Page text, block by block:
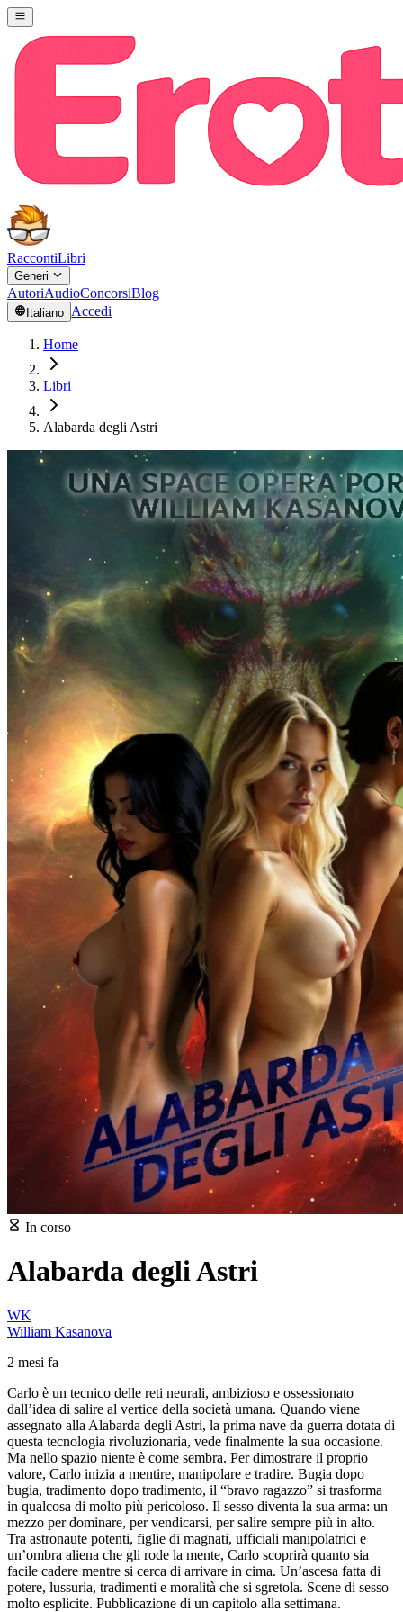
RaccontiLibri
Generi
AutoriAudioConcorsiBlog
Italiano Accedi
Home
Libri
Alabarda degli Astri
In corso
Alabarda degli Astri
WK
William Kasanova
2 mesi fa
Carlo è un tecnico delle reti neurali, ambizioso e ossessionato
dall’idea di salire al vertice della società umana. Quando viene
assegnato alla Alabarda degli Astri, la prima nave da guerra dotata di
questa tecnologia rivoluzionaria, vede finalmente la sua occasione.
Ma nello spazio niente è come sembra. Per dimostrare il proprio
valore, Carlo inizia a mentire, manipolare e tradire. Bugia dopo
bugia, tradimento dopo tradimento, il “bravo ragazzo” si trasforma
in qualcosa di molto più pericoloso. Il sesso diventa la sua arma: un
mezzo per dominare, per vendicarsi, per salire sempre più in alto.
Tra astronaute potenti, figlie di magnati, ufficiali manipolatrici e
un’ombra aliena che gli rode la mente, Carlo scoprirà quanto sia
facile cadere mentre si cerca di arrivare in cima. Un’ascesa fatta di
potere, lussuria, tradimenti e moralità che si sgretola. Scene di sesso
molto esplicite. Pubblicazione di un capitolo alla settimana.